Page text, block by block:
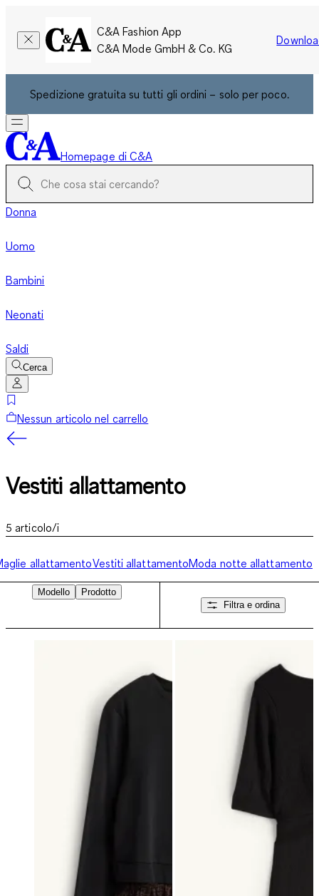
C&A Fashion App
C&A Mode GmbH & Co. KG
Spedizione gratuita su tutti gli ordini – solo per poco.
Homepage di C&A
Donna
Uomo
Bambini
Neonati
Saldi
Cerca
Nessun articolo nel carrello
Vestiti allattamento
5 articolo/i
allattamentoVestiti allattamentoModa notte allattamento
Modello
Prodotto
Filtra e ordina